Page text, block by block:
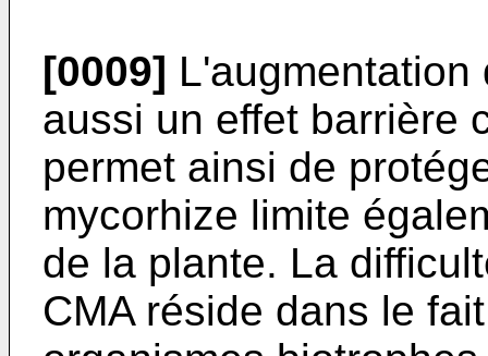
[0009]
aussi un effet barrière
permet ainsi de
mycorhize limite
de la plante. La
CMA réside dans le